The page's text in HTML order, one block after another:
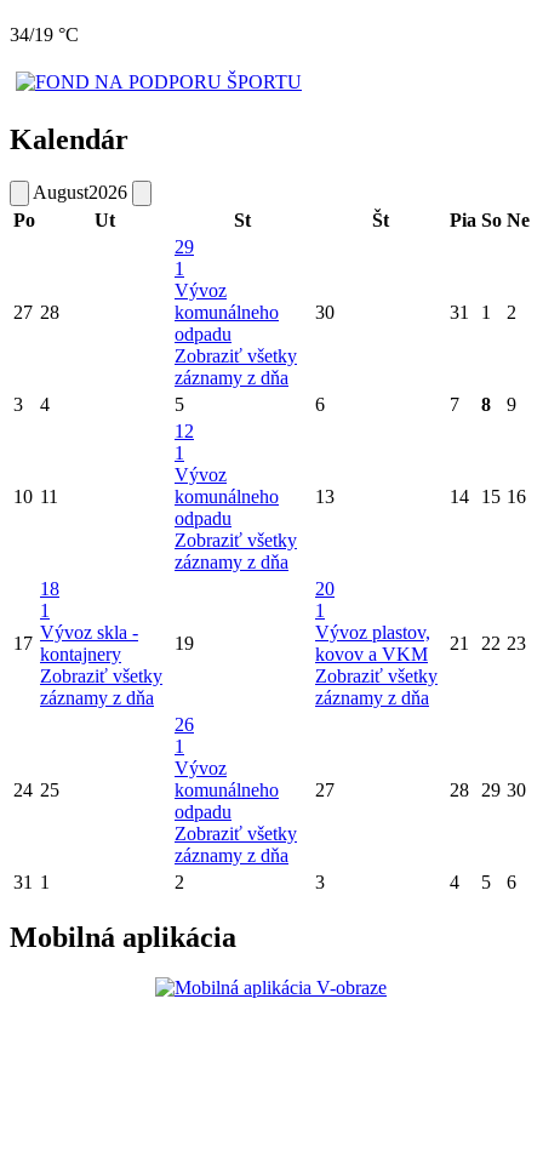
34/19 °C
Kalendár
August2026
Po
Ut St Št Pia So Ne
27 28
29
1
Vývoz
komunálneho
odpadu
Zobraziť všetky
záznamy z dňa
30 31 1 2
3 4 5 6 7 8 9
10 11
12
1
Vývoz
komunálneho
odpadu
Zobraziť všetky
záznamy z dňa
13 14 15 16
17
18
1
Vývoz skla -
kontajnery
Zobraziť všetky
záznamy z dňa
19
20
1
Vývoz plastov,
kovov a VKM
Zobraziť všetky
záznamy z dňa
21 22 23
24 25
26
1
Vývoz
komunálneho
odpadu
Zobraziť všetky
záznamy z dňa
27 28 29 30
31 1 2 3 4 5 6
Mobilná aplikácia